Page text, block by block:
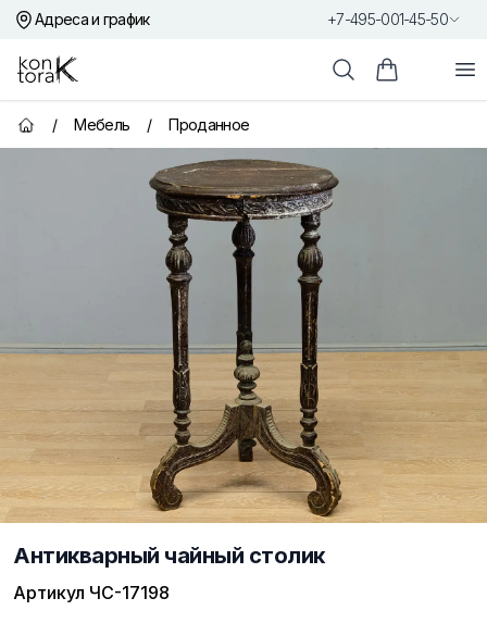
Адреса и график +7-495-001-45-50
Контора К
ПоискКорзина
Главная страница
/ Мебель / Проданное
Антикварный чайный столик
Артикул ЧС-17198